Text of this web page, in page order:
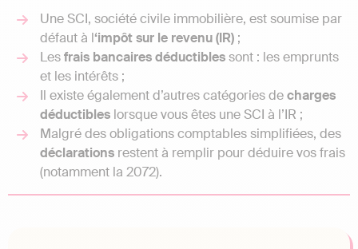
Une SCI, société civile immobilière, est soumise par
défaut à l‘impôt sur le revenu (IR) ;
Lesfrais bancaires déductiblessont : les emprunts
et les intérêts ;
Il existe également d’autres catégories decharges
déductibles lorsque vous êtes une SCI à l’IR ;
Malgré des obligations comptables simplifiées, des
déclarations restent à remplir pour déduire vos frais
(notamment la 2072).